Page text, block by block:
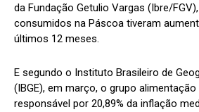
da Fundação Getulio Vargas (Ibre/
consumidos na Páscoa tiveram
últimos 12 meses.
E segundo o Instituto Brasileiro de
(IBGE), em março, o grupo
responsável por 20,89% da inflação